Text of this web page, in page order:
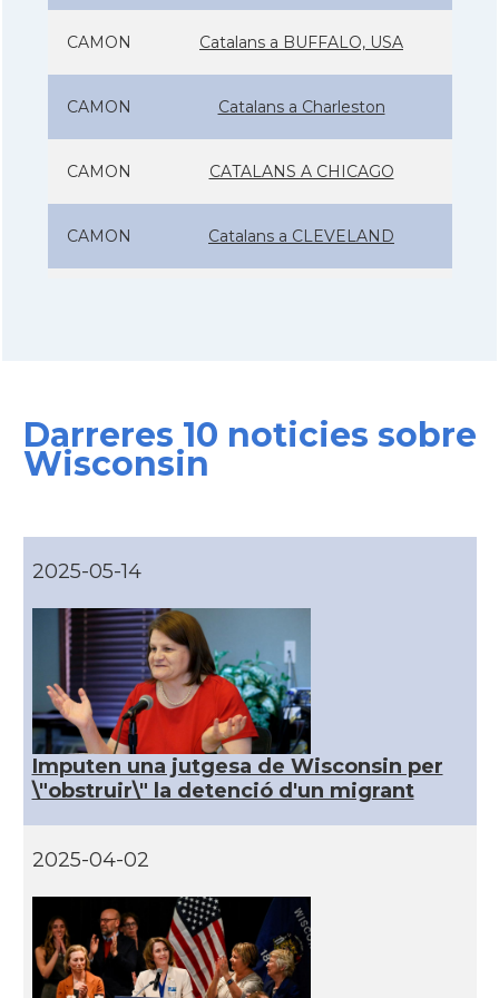
CAMON Catalans a BUFFALO, USA
CAMON Catalans a Charleston
CAMON CATALANS A CHICAGO
CAMON Catalans a CLEVELAND
CAMON Catalans a CONNECTICUT
CAMON
CAMON
CAMON Catalans a DURHAM, NC
CAMON Catalans a Hawaii
CAMON Catalans a IOWA
Darreres 10 noticies sobre
Wisconsin
2025-05-14
Imputen una jutgesa de Wisconsin per
\"obstruir\" la detenció d'un migrant
2025-04-02